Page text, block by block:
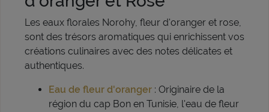
Les eaux florales Norohy, fleur d'oranger et rose,
sont des trésors aromatiques qui enrichissent vos
créations culinaires avec des notes délicates et
authentiques.
Eau de fleur d'oranger : Originaire de la
région du cap Bon en Tunisie, l'eau de fleur